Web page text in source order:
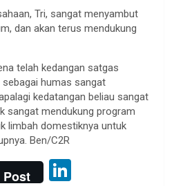
Tri, sangat menyambut
dan akan terus mendukung
telah kedangan satgas
humas sangat
kedatangan beliau sangat
sangat mendukung program
limbah domestiknya untuk
Ben/C2R
Post